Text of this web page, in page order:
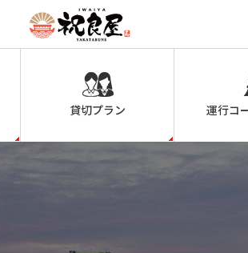
貸切プラン 運行コ